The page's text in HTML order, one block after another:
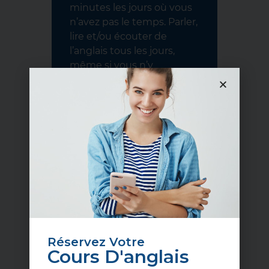
minutes les jours où vous
n’avez pas le temps. Parler,
lire et/ou écouter de
l’anglais tous les jours,
même si vous n’y
consacrez que quelques
minutes par jour sera plus
bénéfique que de
pratiquer l’anglais
plusieurs heures une fois
par semaine.
Réservez Votre
Cours D'anglais